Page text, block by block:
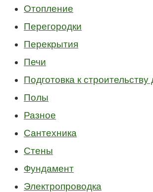
Отопление
Перегородки
Перекрытия
Печи
Подготовка к строительству
Полы
Разное
Сантехника
Стены
Фундамент
Электропроводка